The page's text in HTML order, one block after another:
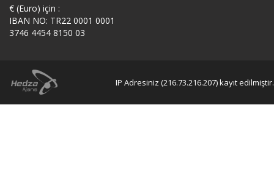
€ (Euro) için :
IBAN NO: TR22 0001 0001
3746 4454 8150 03
IP Adresiniz (216.73.216.207) kayıt edilmiştir.